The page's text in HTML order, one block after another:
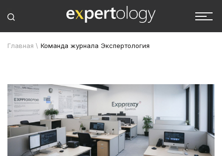
Главная \ Команда журнала Экспертология